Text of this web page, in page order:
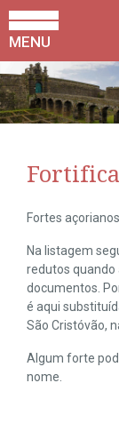
MENU
Fortes
Na listagem
redutos quando
documentos.
é aqui
São Cristóvão,
Algum forte
nome.